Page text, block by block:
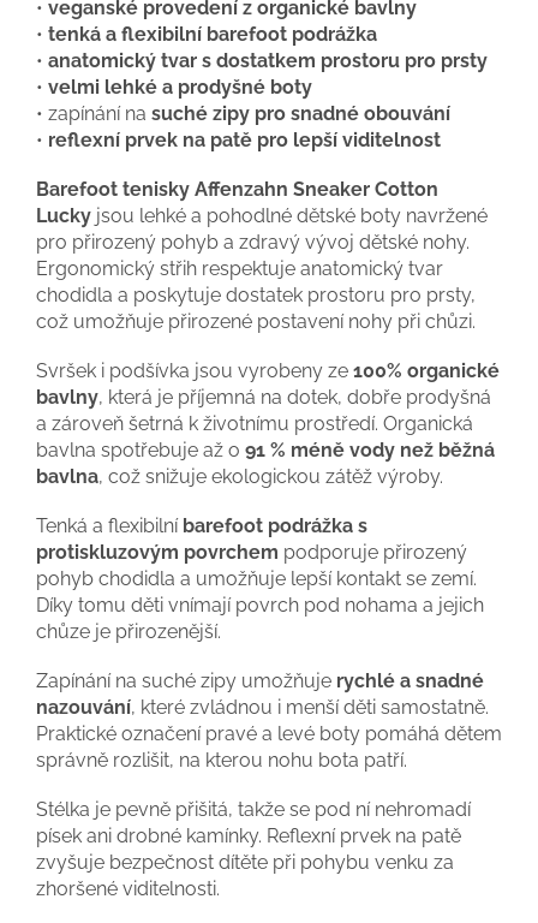
• veganské provedení z organické bavlny
• tenká a flexibilní barefoot podrážka
• anatomický tvar s dostatkem prostoru pro prsty
• velmi lehké a prodyšné boty
• zapínání na suché zipy pro snadné obouvání
• reflexní prvek na patě pro lepší viditelnost
Barefoot tenisky Affenzahn Sneaker Cotton
Lucky jsou lehké a pohodlné dětské boty navržené
pro přirozený pohyb a zdravý vývoj dětské nohy.
Ergonomický střih respektuje anatomický tvar
chodidla a poskytuje dostatek prostoru pro prsty,
což umožňuje přirozené postavení nohy při chůzi.
Svršek i podšívka jsou vyrobeny ze 100% organické
bavlny, která je příjemná na dotek, dobře prodyšná
a zároveň šetrná k životnímu prostředí. Organická
bavlna spotřebuje až o 91 % méně vody než běžná
bavlna, což snižuje ekologickou zátěž výroby.
Tenká a flexibilní barefoot podrážka s
protiskluzovým povrchem podporuje přirozený
pohyb chodidla a umožňuje lepší kontakt se zemí.
Díky tomu děti vnímají povrch pod nohama a jejich
chůze je přirozenější.
Zapínání na suché zipy umožňuje rychlé a snadné
nazouvání, které zvládnou i menší děti samostatně.
Praktické označení pravé a levé boty pomáhá dětem
správně rozlišit, na kterou nohu bota patří.
Stélka je pevně přišitá, takže se pod ní nehromadí
písek ani drobné kamínky. Reflexní prvek na patě
zvyšuje bezpečnost dítěte při pohybu venku za
zhoršené viditelnosti.